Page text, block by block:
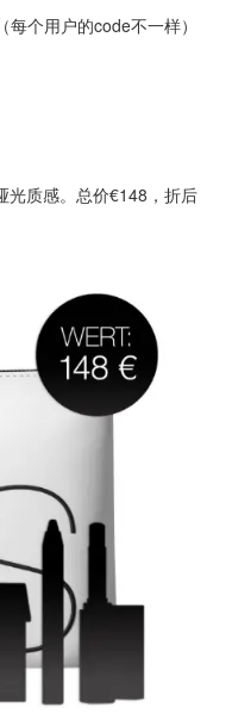
每个用户的code不一样）
光质感。总价€148，折后